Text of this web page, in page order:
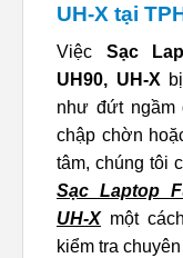
UH-X tại
Việc Sạc
UH90, UH-X
như đứt ngầm
chập chờn
tâm, chúng tôi
Sạc Laptop
UH-Xmột
kiểm tra